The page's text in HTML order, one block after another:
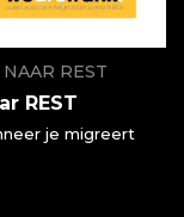
REST
REST
je migreert